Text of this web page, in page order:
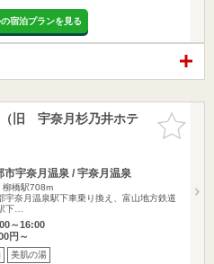
宿泊プランを見る
お気に入
りに追加
旧 宇奈月杉乃井ホテ
市宇奈月温泉 / 宇奈月温泉
柳橋駅708m
宇奈月温泉駅下車乗り換え、富山地方鉄道
下…
～16:00
円～
美肌の湯